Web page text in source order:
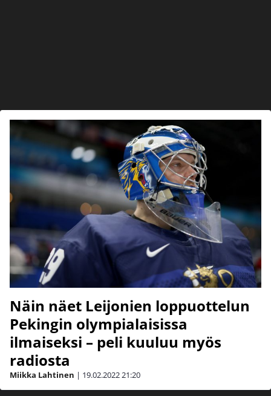
Näin näet Leijonien loppuottelun
Pekingin olympialaisissa
ilmaiseksi – peli kuuluu myös
radiosta
Miikka Lahtinen | 19.02.202221:20